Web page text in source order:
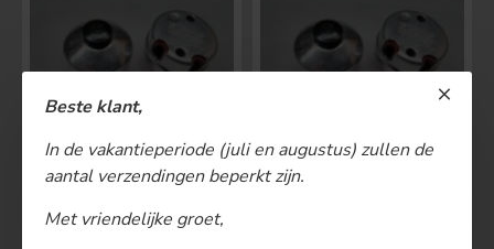
Beste klant,
In de vakantieperiode (juli en augustus) zullen de
aantal verzendingen beperkt zijn.
Met vriendelijke groet,
BOSCH Claxonschakelaar opbouw ⌀ 35 mm 0343013001